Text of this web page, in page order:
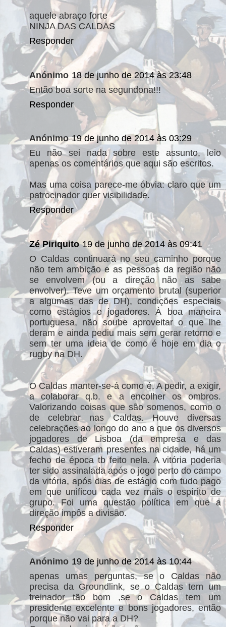
aquele abraço forte
NINJA DAS CALDAS
Responder
Anónimo 18 de junho de 2014 às 23:48
Então boa sorte na segundona!!!
Responder
Anónimo 19 de junho de 2014 às 03:29
Eu não sei nada sobre este assunto, leio
apenas os comentários que aqui são escritos.
Mas uma coisa parece-me óbvia: claro que um
patrocinador quer visibilidade.
Responder
Zé Piriquito 19 de junho de 2014 às 09:41
O Caldas continuará no seu caminho porque
não tem ambição e as pessoas da região não
se envolvem (ou a direção não as sabe
envolver). Teve um orçamento brutal (superior
a algumas das de DH), condições especiais
como estágios e jogadores. À boa maneira
portuguesa, não soube aproveitar o que lhe
deram e ainda pediu mais sem gerar retorno e
sem ter uma ideia de como é hoje em dia o
rugby na DH.
O Caldas manter-se-á como é. A pedir, a exigir,
a colaborar q.b. e a encolher os ombros.
Valorizando coisas que são somenos, como o
de celebrar nas Caldas. Houve diversas
celebrações ao longo do ano a que os diversos
jogadores de Lisboa (da empresa e das
Caldas) estiveram presentes na cidade, há um
fecho de época tb feito nela. A vitória poderia
ter sido assinalada após o jogo perto do campo
da vitória, após dias de estágio com tudo pago
em que unificou cada vez mais o espírito de
grupo. Foi uma questão política em que a
direção impôs a divisão.
Responder
Anónimo 19 de junho de 2014 às 10:44
apenas umas perguntas, se o Caldas não
precisa da Groundlink, se o Caldas tem um
treinador tão bom ,se o Caldas tem um
presidente excelente e bons jogadores, então
porque não vai para a DH?